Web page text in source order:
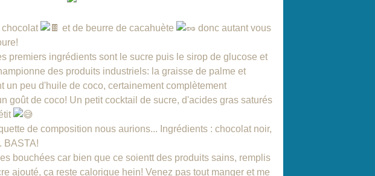
et de beurre de cacahuète
donc autant vous
premiers ingrédients sont le sucre puis le sirop de glucose et
des produits industriels: la graisse de palme et
un peu d'huile de coco, certainement complètement
goût de coco! Un petit cocktail de sucre, d'acides gras saturés
de composition nous aurions... Ingrédients : chocolat noir,
BASTA!
bouchées car bien que ce soientt des produits sains, remplis
ajouté, ça reste calorique hein! Venez pas tout manger et me